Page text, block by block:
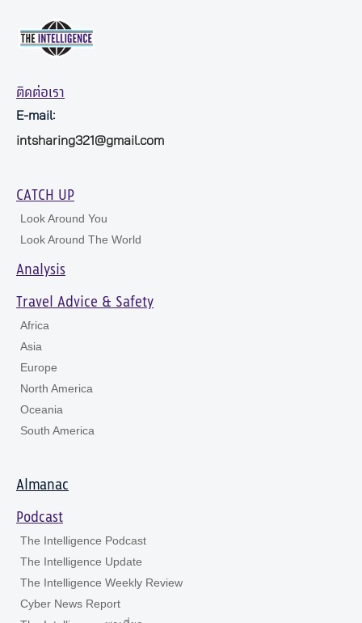
ติดต่อเรา
E-mail:
intsharing321@gmail.com
CATCH UP
Look Around You
Look Around The World
Analysis
Travel Advice & Safety
Africa
Asia
Europe
North America
Oceania
South America
Almanac
Podcast
The Intelligence Podcast
The Intelligence Update
The Intelligence Weekly Review
Cyber News Report